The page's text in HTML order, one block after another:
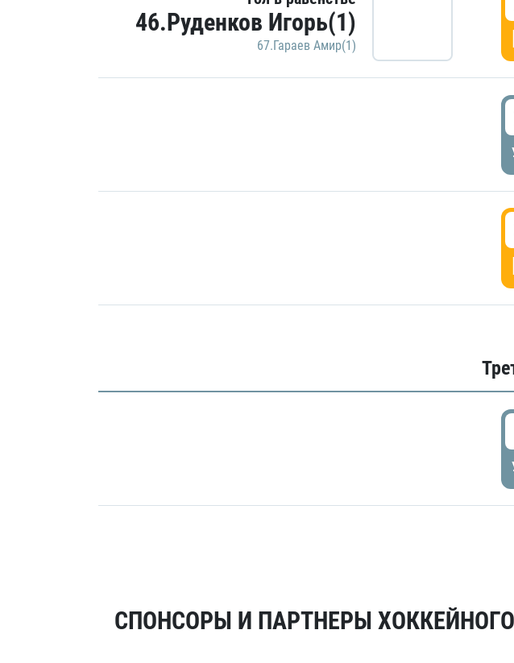
46.Руденков Игорь(1)
67.Гараев Амир(1)
СПОНСОРЫ И ПАРТНЕРЫ ХОККЕЙНОГО